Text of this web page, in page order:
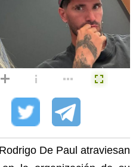
De Paul atraviesan